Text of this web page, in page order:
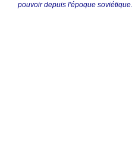
pouvoir depuis l'époque soviétique.